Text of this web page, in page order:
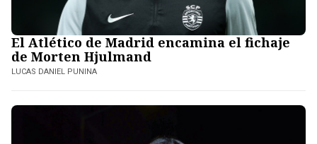
El Atlético de Madrid encamina el fichaje
de Morten Hjulmand
LUCAS DANIEL PUNINA